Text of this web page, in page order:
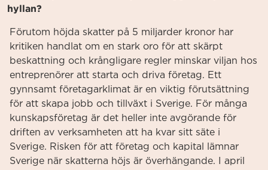
hyllan?
Förutom höjda skatter på 5 miljarder kronor har
kritiken handlat om en stark oro för att skärpt
beskattning och krångligare regler minskar viljan hos
entreprenörer att starta och driva företag. Ett
gynnsamt företagarklimat är en viktig förutsättning
för att skapa jobb och tillväxt i Sverige. För många
kunskapsföretag är det heller inte avgörande för
driften av verksamheten att ha kvar sitt säte i
Sverige. Risken för att företag och kapital lämnar
Sverige när skatterna höjs är överhängande. I april